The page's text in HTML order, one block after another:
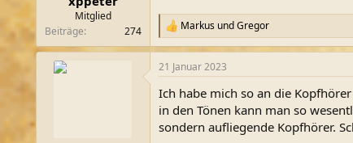
Mitglied
Beiträge
274
R
e
a
k
i
o
e
MarkusundGregor
21 Januar 2023
Ich habe mich so an die
in den Tönen kann man so
sondern aufliegende Kopfhörer.